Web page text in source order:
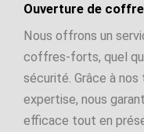
Ouverture de
Nous offrons un
coffres-forts, quel
sécurité. Grâce à
expertise, nous
efficace tout en